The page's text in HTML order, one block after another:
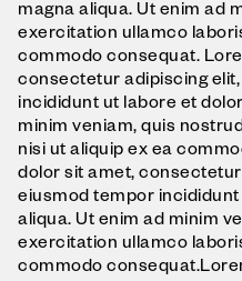
magna aliqua. Ut enim ad
exercitation ullamco
commodo consequat.
consectetur adipiscing
incididunt ut labore et
minim veniam, quis
nisi ut aliquip ex ea
dolor sit amet,
eiusmod tempor
aliqua. Ut enim ad minim
exercitation ullamco
commodo